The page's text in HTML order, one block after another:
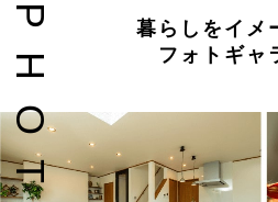
P
H
O
T
暮らしをイメ
フォトギャ